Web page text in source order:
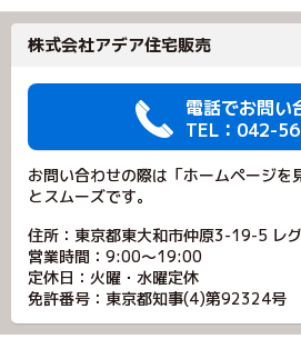
株式会社アデア住宅販売
電話でお問い
TEL：042-
お問い合わせの際は「ホームページを
とスムーズです。
住所：東京都東大和市仲原3-19-5 レ
営業時間：9:00～19:00
定休日：火曜・水曜定休
免許番号：東京都知事(4)第92324号